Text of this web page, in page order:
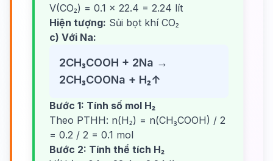
V(CO₂) = 0.1 × 22.4 = 2.24 lít
Hiện tượng: Sủi bọt khí CO₂
c) Với Na:
2CH₃COOH + 2Na →
2CH₃COONa + H₂↑
Bước 1: Tính số mol H₂
Theo PTHH: n(H₂) = n(CH₃COOH) / 2
= 0.2 / 2 = 0.1 mol
Bước 2: Tính thể tích H₂